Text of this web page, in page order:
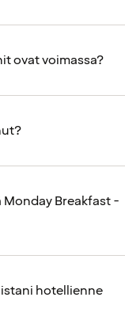
ovat voimassa?
Monday Breakfast -
hotellienne